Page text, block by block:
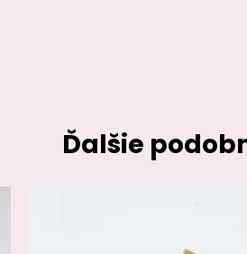
Ďalšie